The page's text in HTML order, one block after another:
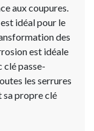
aux coupures.
idéal pour le
des
est idéale
clé passe-
les serrures
sa propre clé